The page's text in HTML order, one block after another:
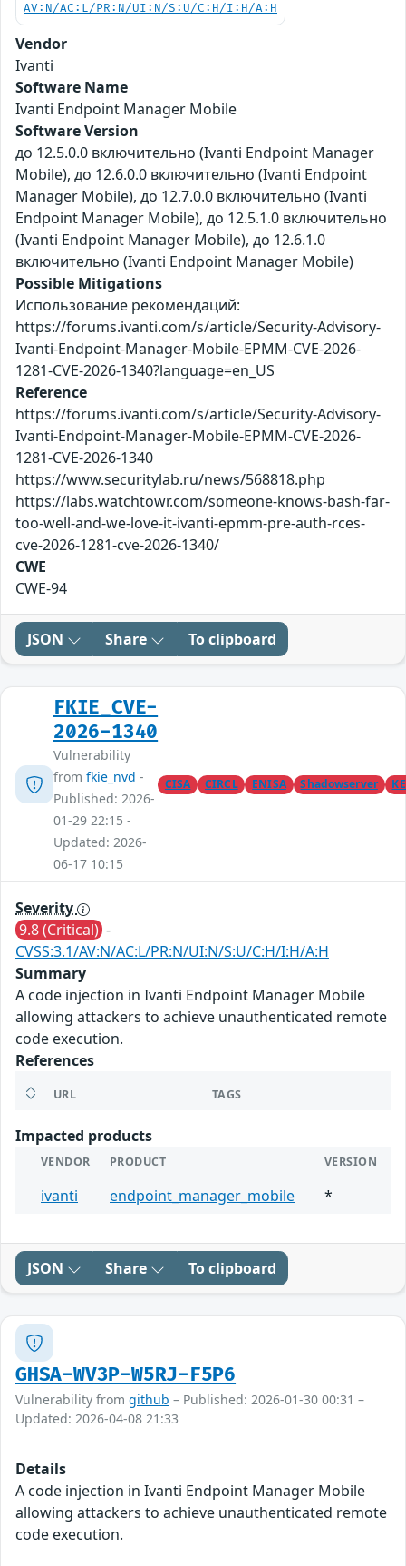
AV:N/AC:L/PR:N/UI:N/S:U/C:H/I:H/A:H
Vendor
Ivanti
Software Name
Ivanti Endpoint Manager Mobile
Software Version
до 12.5.0.0 включительно (Ivanti Endpoint Manager
Mobile), до 12.6.0.0 включительно (Ivanti Endpoint
Manager Mobile), до 12.7.0.0 включительно (Ivanti
Endpoint Manager Mobile), до 12.5.1.0 включительно
(Ivanti Endpoint Manager Mobile), до 12.6.1.0
включительно (Ivanti Endpoint Manager Mobile)
Possible Mitigations
Использование рекомендаций:
https://forums.ivanti.com/s/article/Security-Advisory-
Ivanti-Endpoint-Manager-Mobile-EPMM-CVE-2026-
1281-CVE-2026-1340?language=en_US
Reference
https://forums.ivanti.com/s/article/Security-Advisory-
Ivanti-Endpoint-Manager-Mobile-EPMM-CVE-2026-
1281-CVE-2026-1340
https://www.securitylab.ru/news/568818.php
https://labs.watchtowr.com/someone-knows-bash-far-
too-well-and-we-love-it-ivanti-epmm-pre-auth-rces-
cve-2026-1281-cve-2026-1340/
CWE
CWE-94
JSON Share To clipboard
FKIE_CVE-
2026-1340
Vulnerability
from fkie_nvd -
Published: 2026-
01-29 22:15 -
Updated: 2026-
06-17 10:15
CISA CIRCL ENISA Shadowserver
Severity
9.8 (Critical) -
CVSS:3.1/AV:N/AC:L/PR:N/UI:N/S:U/C:H/I:H/A:H
Summary
A code injection in Ivanti Endpoint Manager Mobile
allowing attackers to achieve unauthenticated remote
code execution.
References
URL TAGS
Impacted products
VENDOR PRODUCT VERSION
ivanti endpoint_manager_mobile *
JSON Share To clipboard
GHSA-WV3P-W5RJ-F5P6
Vulnerability from github – Published: 2026-01-30 00:31 –
Updated: 2026-04-08 21:33
Details
A code injection in Ivanti Endpoint Manager Mobile
allowing attackers to achieve unauthenticated remote
code execution.